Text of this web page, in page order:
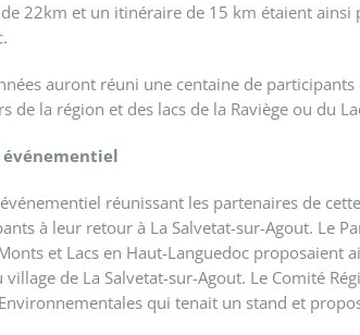
22km et un itinéraire de 15 km étaient ainsi
auront réuni une centaine de
de la région et des lacs de la Raviège ou du
événementiel
réunissant les partenaires de
à leur retour à La Salvetat-sur-Agout. Le
et Lacs en Haut-Languedoc
village de La Salvetat-sur-Agout. Le Comité
qui tenait un stand et